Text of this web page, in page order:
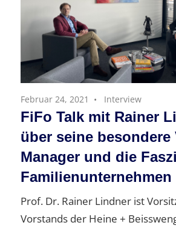
Februar 24, 2021 Interview
FiFo Talk mit Rainer
über seine besondere
Manager und die
Familienunternehmen
Prof. Dr. Rainer Lindner ist
Vorstands der Heine +